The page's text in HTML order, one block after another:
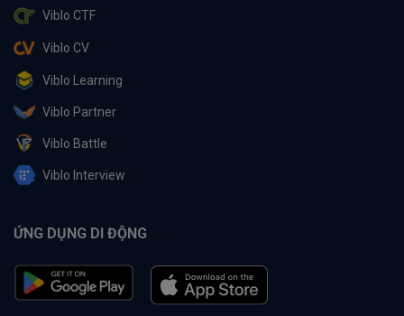
Viblo CTF
Viblo CV
Viblo Learning
Viblo Partner
Viblo Battle
Viblo Interview
ỨNG DỤNG DI ĐỘNG